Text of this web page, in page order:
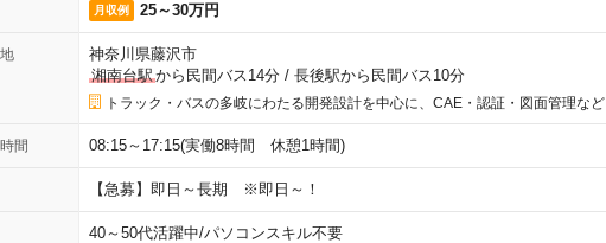
月収例 25～30万円
神奈川県藤沢市
湘南台駅から民間バス14分/ 長後駅から民間バス10分
トラック・バスの多岐にわたる開発設計を中心に、CAE・認証・図面管理など
間 08:15～17:15(実働8時間 休憩1時間)
【急募】即日～長期 ※即日～！
40～50代活躍中/パソコンスキル不要